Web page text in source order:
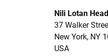
Nili Lotan
37 Walker
New York, NY
USA